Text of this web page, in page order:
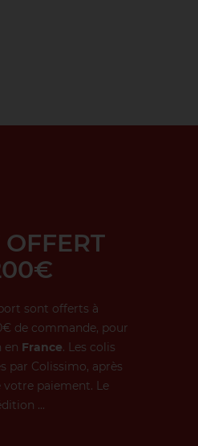
OFFERT
sont offerts à
de commande, pour
en France. Les colis
par Colissimo, après
votre paiement. Le
...